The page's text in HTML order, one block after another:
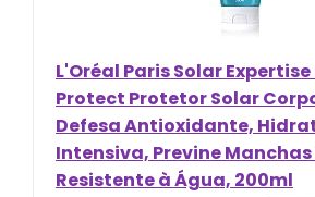
L'Oréal Paris Solar
Protect Protetor Solar
Defesa Antioxidante,
Intensiva, Previne Manchas
Resistente à Água, 200ml